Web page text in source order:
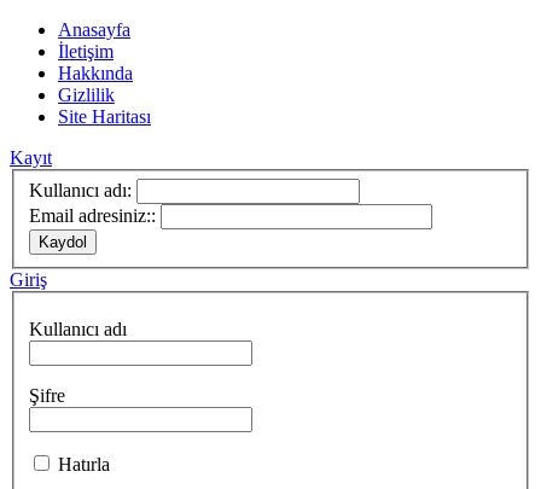
Anasayfa
İletişim
Hakkında
Gizlilik
Site Haritası
Kayıt
Kullanıcı adı:
Email adresiniz::
Giriş
Kullanıcı adı
Şifre
Hatırla